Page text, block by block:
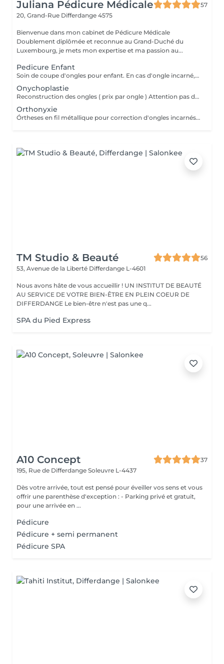
Juliana Pédicure Médicale
57
20, Grand-Rue Differdange 4575
Bienvenue dans mon cabinet de Pédicure Médicale
Doublement diplômée et reconnue au Grand-Duché du
Luxembourg, je mets mon expertise et ma passion au...
Pedicure Enfant
Soin de coupe d'ongles pour enfant. En cas d'ongle incarné, optez pour le service Pédicure médicale : un soin complet et adapté aux besoins spécifiques de votre enfant. Em caso de unhas encarnadas favor escolher pédicure Médicale
Onychoplastie
Reconstruction des ongles ( prix par ongle ) Attention pas de reconstruction sur ongles avec mycoses
Orthonyxie
Órtheses en fil métallique pour correction d'ongles incarnés. (Prix par ongles) Traitement associé à la Pédicure Médicale.
TM Studio & Beauté
56
53, Avenue de la Liberté Differdange L-4601
Nous avons hâte de vous accueillir ! UN INSTITUT DE BEAUTÉ
AU SERVICE DE VOTRE BIEN-ÊTRE EN PLEIN COEUR DE
DIFFERDANGE Le bien-être n'est pas une q...
SPA du Pied Express
A10 Concept
37
195, Rue de Differdange Soleuvre L-4437
Dès votre arrivée, tout est pensé pour éveiller vos sens et vous
offrir une parenthèse d'exception : - Parking privé et gratuit,
pour une arrivée en ...
Pédicure
Pédicure + semi permanent
Pédicure SPA